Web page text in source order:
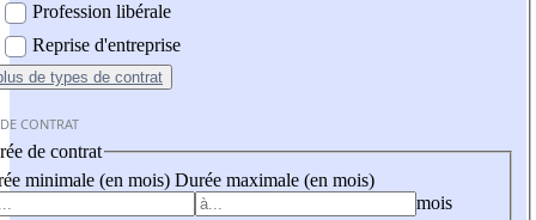
Profession libérale
Reprise d'entreprise
de types de contrat
CONTRAT
de contrat
minimale (en mois) Durée maximale (en mois)
mois